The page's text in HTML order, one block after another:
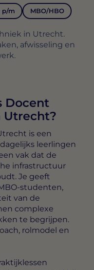
p/m MBO/HBO
in Utrecht.
afwisseling en
Docent
Utrecht?
is een
leerlingen
vak dat de
infrastructuur
Je geeft
studenten,
van de
complexe
te begrijpen.
rolmodel en